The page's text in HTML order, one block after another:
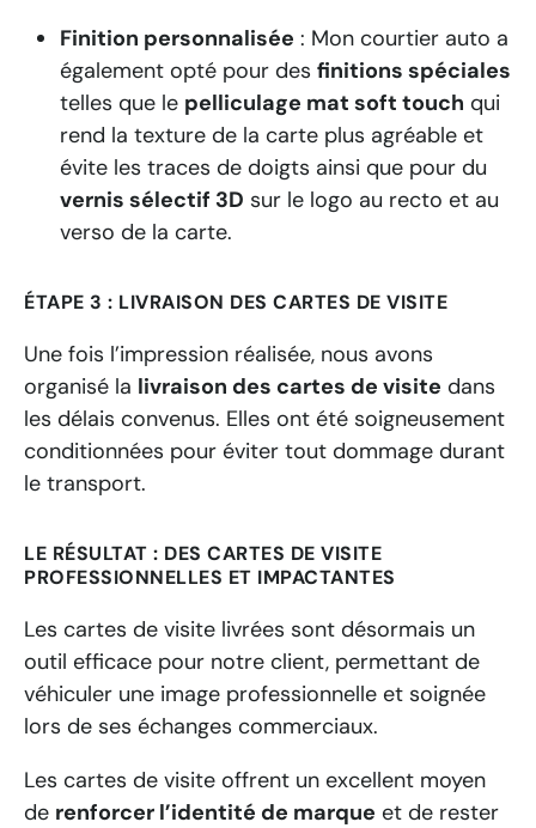
Finition personnalisée : Mon courtier auto a
également opté pour des finitions spéciales
telles que le pelliculage mat soft touch qui
rend la texture de la carte plus agréable et
évite les traces de doigts ainsi que pour du
vernis sélectif 3D sur le logo au recto et au
verso de la carte.
ÉTAPE 3 : LIVRAISON DES CARTES DE VISITE
Une fois l’impression réalisée, nous avons
organisé la livraison des cartes de visite dans
les délais convenus. Elles ont été soigneusement
conditionnées pour éviter tout dommage durant
le transport.
LE RÉSULTAT : DES CARTES DE VISITE
PROFESSIONNELLES ET IMPACTANTES
Les cartes de visite livrées sont désormais un
outil efficace pour notre client, permettant de
véhiculer une image professionnelle et soignée
lors de ses échanges commerciaux.
Les cartes de visite offrent un excellent moyen
de renforcer l’identité de marque et de rester